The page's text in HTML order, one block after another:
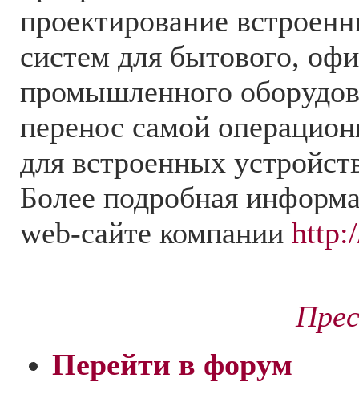
проектирование
систем для бытового,
промышленного
перенос самой
для встроенных
Более подробная
web-сайте компании
Перейти в форум